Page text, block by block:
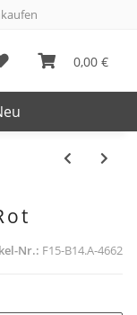
0,00 €
Nr.: F15-B14.A-4662